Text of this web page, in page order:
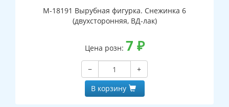
М-18191 Вырубная фигурка. Снежинка 6
(двухсторонняя, ВД-лак)
Цена розн: 7 ₽
−
+
В корзину